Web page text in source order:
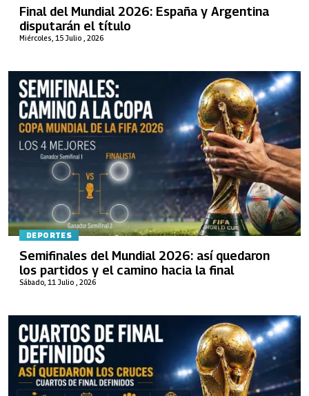
Miércoles, 15 Julio , 2026
Final del Mundial 2026: España y Argentina
disputarán el título
DEPORTES
Sábado, 11 Julio , 2026
Semifinales del Mundial 2026: así quedaron
los partidos y el camino hacia la final